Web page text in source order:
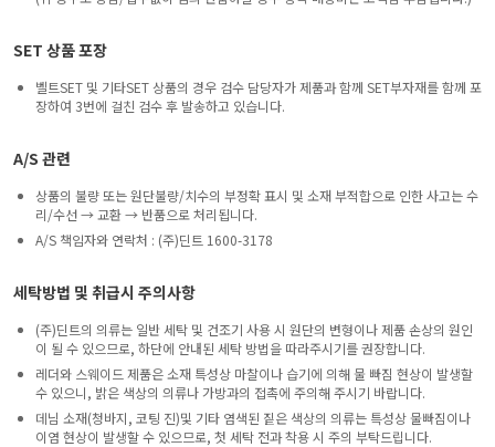
SET 상품 포장
벨트SET 및 기타SET 상품의 경우 검수 담당자가 제품과 함께 SET부자재를 함께 포
장하여 3번에 걸친 검수 후 발송하고 있습니다.
A/S 관련
상품의 불량 또는 원단불량/치수의 부정확 표시 및 소재 부적합으로 인한 사고는 수
리/수선 → 교환 → 반품으로 처리됩니다.
A/S 책임자와 연락처 : (주)딘트 1600-3178
세탁방법 및 취급시 주의사항
(주)딘트의 의류는 일반 세탁 및 건조기 사용 시 원단의 변형이나 제품 손상의 원인
이 될 수 있으므로, 하단에 안내된 세탁 방법을 따라주시기를 권장합니다.
레더와 스웨이드 제품은 소재 특성상 마찰이나 습기에 의해 물 빠짐 현상이 발생할
수 있으니, 밝은 색상의 의류나 가방과의 접촉에 주의해 주시기 바랍니다.
데님 소재(청바지, 코팅 진)및 기타 염색된 짙은 색상의 의류는 특성상 물빠짐이나
이염 현상이 발생할 수 있으므로, 첫 세탁 전과 착용 시 주의 부탁드립니다.